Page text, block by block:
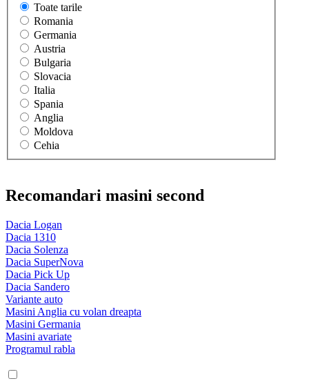
Toate tarile
Romania
Germania
Austria
Bulgaria
Slovacia
Italia
Spania
Anglia
Moldova
Cehia
Recomandari masini second
Dacia Logan
Dacia 1310
Dacia Solenza
Dacia SuperNova
Dacia Pick Up
Dacia Sandero
Variante auto
Masini Anglia cu volan dreapta
Masini Germania
Masini avariate
Programul rabla